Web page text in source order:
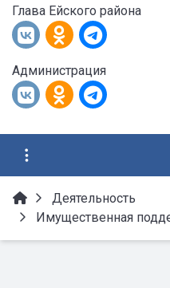
Глава Ейского района
Администрация
Деятельность
Имущественная